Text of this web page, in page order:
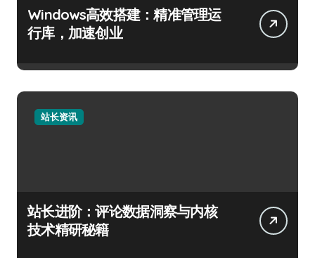
Windows高效搭建：精准管理运
行库，加速创业
站长资讯
站长进阶：评论数据洞察与内核
技术精研秘籍